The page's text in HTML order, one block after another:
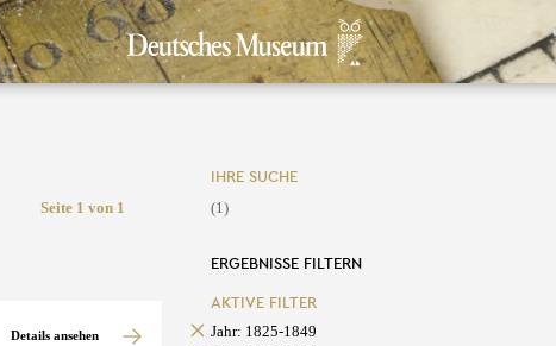
Seite 1 von 1
Details ansehen
IHRE SUCHE
(1)
ERGEBNISSE FILTERN
AKTIVE FILTER
Jahr: 1825-1849